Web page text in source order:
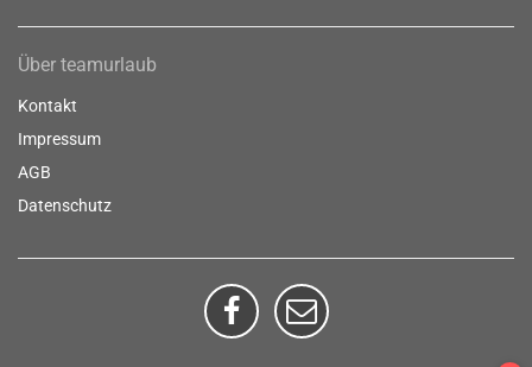
Über teamurlaub
Kontakt
Impressum
AGB
Datenschutz